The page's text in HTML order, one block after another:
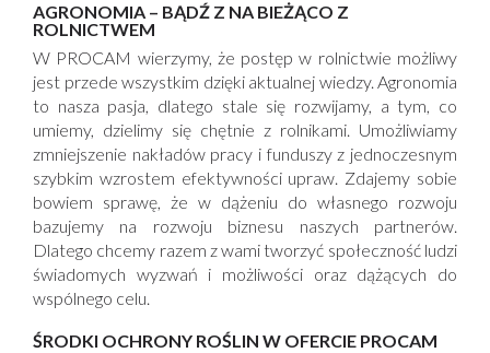
AGRONOMIA – BĄDŹ Z NA BIEŻĄCO Z
ROLNICTWEM
W PROCAM wierzymy, że postęp w rolnictwie możliwy
jest przede wszystkim dzięki aktualnej wiedzy. Agronomia
to nasza pasja, dlatego stale się rozwijamy, a tym, co
umiemy, dzielimy się chętnie z rolnikami. Umożliwiamy
zmniejszenie nakładów pracy i funduszy z jednoczesnym
szybkim wzrostem efektywności upraw. Zdajemy sobie
bowiem sprawę, że w dążeniu do własnego rozwoju
bazujemy na rozwoju biznesu naszych partnerów.
Dlatego chcemy razem z wami tworzyć społeczność ludzi
świadomych wyzwań i możliwości oraz dążących do
wspólnego celu.
ŚRODKI OCHRONY ROŚLIN W OFERCIE PROCAM